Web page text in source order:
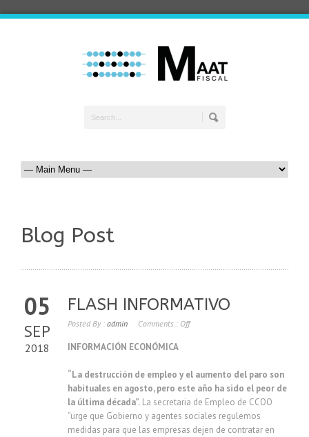
Blog Post
05
SEP
2018
FLASH INFORMATIVO
Posted By : admin Comments : Off
INFORMACIÓN ECONÓMICA
“La destrucción de empleo y el aumento del paro son
habituales en agosto, pero este año ha sido el peor de
la última década”. La secretaria de Empleo de CCOO
“urge que Gobierno y agentes sociales regulemos
medidas para que las empresas dejen de contratar en